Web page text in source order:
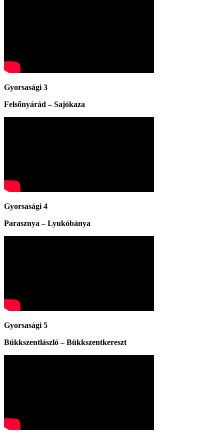
Gyorsasági 3
Felsőnyárád – Sajókaza
Gyorsasági 4
Parasznya – Lyukóbánya
Gyorsasági 5
Bükkszentlászló – Bükkszentkereszt